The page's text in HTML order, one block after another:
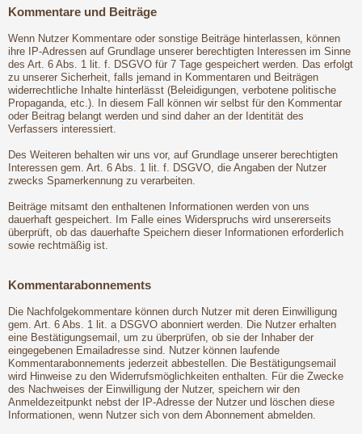
Kommentare und Beiträge
Wenn Nutzer Kommentare oder sonstige Beiträge hinterlassen, können
ihre IP-Adressen auf Grundlage unserer berechtigten Interessen im Sinne
des Art. 6 Abs. 1 lit. f. DSGVO für 7 Tage gespeichert werden. Das erfolgt
zu unserer Sicherheit, falls jemand in Kommentaren und Beiträgen
widerrechtliche Inhalte hinterlässt (Beleidigungen, verbotene politische
Propaganda, etc.). In diesem Fall können wir selbst für den Kommentar
oder Beitrag belangt werden und sind daher an der Identität des
Verfassers interessiert.
Des Weiteren behalten wir uns vor, auf Grundlage unserer berechtigten
Interessen gem. Art. 6 Abs. 1 lit. f. DSGVO, die Angaben der Nutzer
zwecks Spamerkennung zu verarbeiten.
Beiträge mitsamt den enthaltenen Informationen werden von uns
dauerhaft gespeichert. Im Falle eines Widerspruchs wird unsererseits
überprüft, ob das dauerhafte Speichern dieser Informationen erforderlich
sowie rechtmäßig ist.
Kommentarabonnements
Die Nachfolgekommentare können durch Nutzer mit deren Einwilligung
gem. Art. 6 Abs. 1 lit. a DSGVO abonniert werden. Die Nutzer erhalten
eine Bestätigungsemail, um zu überprüfen, ob sie der Inhaber der
eingegebenen Emailadresse sind. Nutzer können laufende
Kommentarabonnements jederzeit abbestellen. Die Bestätigungsemail
wird Hinweise zu den Widerrufsmöglichkeiten enthalten. Für die Zwecke
des Nachweises der Einwilligung der Nutzer, speichern wir den
Anmeldezeitpunkt nebst der IP-Adresse der Nutzer und löschen diese
Informationen, wenn Nutzer sich von dem Abonnement abmelden.